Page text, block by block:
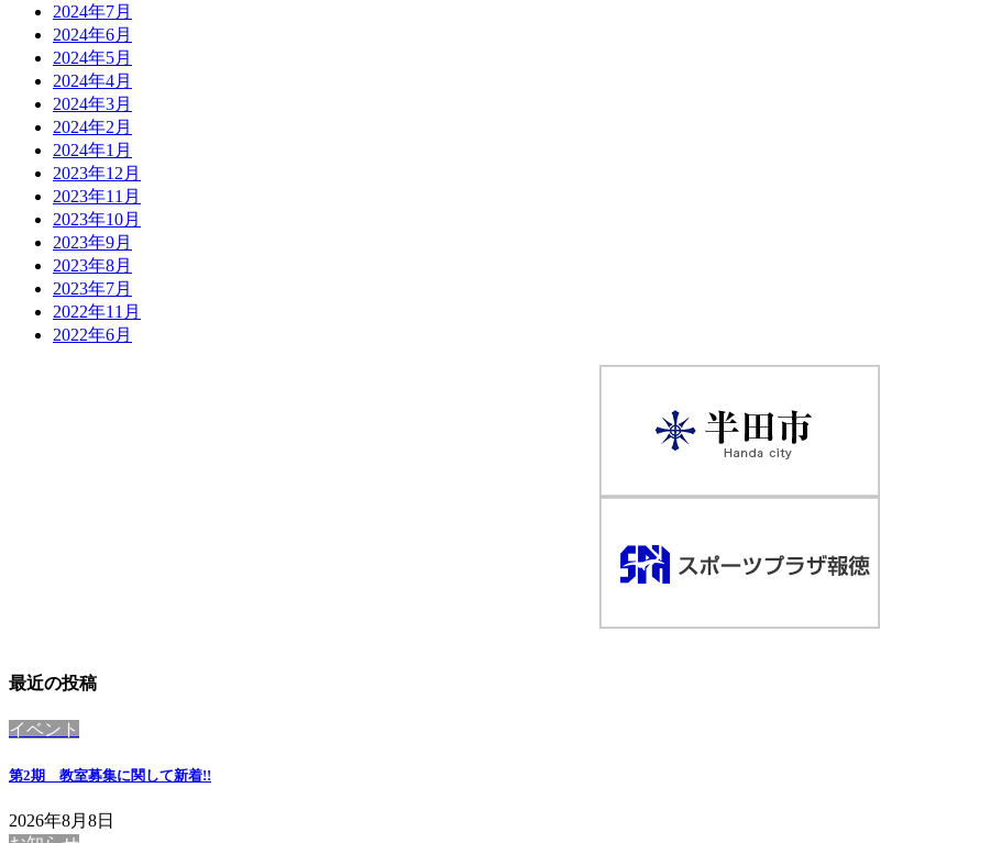
2024年7月
2024年6月
2024年5月
2024年4月
2024年3月
2024年2月
2024年1月
2023年12月
2023年11月
2023年10月
2023年9月
2023年8月
2023年7月
2022年11月
2022年6月
最近の投稿
イベント
第2期 教室募集に関して新着!!
2026年8月8日